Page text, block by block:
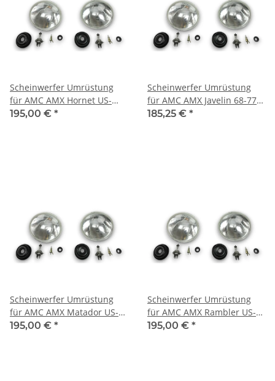
Scheinwerfer Umrüstung
für AMC AMX Hornet US-
Modelle auf EU-Norm für
195,00 € *
Scheinwerfer Umrüstung
für AMC AMX Javelin 68-77
US-Modelle auf EU-Norm für
185,25 € *
Scheinwerfer Umrüstung
für AMC AMX Matador US-
Modelle auf EU-Norm für
195,00 € *
Scheinwerfer Umrüstung
für AMC AMX Rambler US-
Modelle auf EU-Norm für
195,00 € *